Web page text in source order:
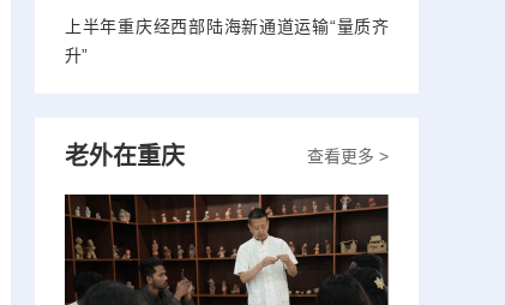
上半年重庆经西部陆海新通道运输“量质齐
升”
查看更多 >
老外在重庆